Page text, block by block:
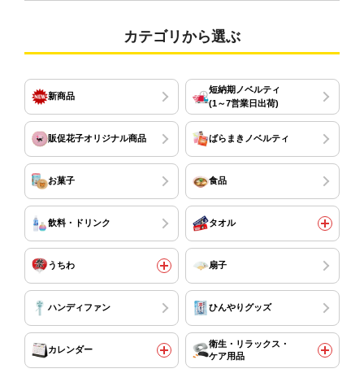
カテゴリから選ぶ
新商品
短納期ノベルティ
(1～7営業日出荷)
販促花子オリジナル商品 ばらまきノベルティ
お菓子 食品
飲料・ドリンク タオル
うちわ 扇子
ハンディファン ひんやりグッズ
カレンダー
衛生・リラックス・
ケア用品